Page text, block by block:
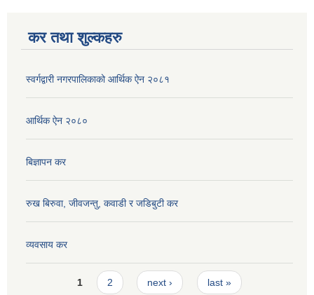
कर तथा शुल्कहरु
स्वर्गद्वारी नगरपालिकाको आर्थिक ऐन २०८१
आर्थिक ऐन २०८०
बिज्ञापन कर
रुख बिरुवा, जीवजन्तु, कवाडी र जडिबुटी कर
व्यवसाय कर
Pages1 2 next › last »